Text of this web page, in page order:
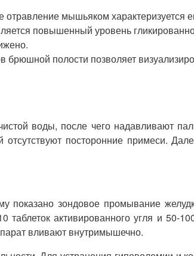
мышьяком характеризуется
повышенный уровень
полости позволяет
воды, после чего надавливают
посторонние примеси.
показано зондовое промывание
активированного угля и 50-
вливают внутримышечно.